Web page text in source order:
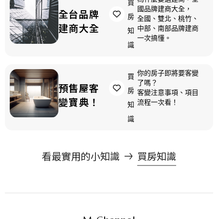
全台品牌
建商大全
買
房
知
識
國品牌建商大全，
全國、雙北、桃竹、
中部、南部品牌建商
一次搞懂。
預售屋客
變寶典！
買
房
知
識
你的房子即將要客變
了嗎？
客變注意事項、項目
流程一次看！
看最實用的小知識 買房知識